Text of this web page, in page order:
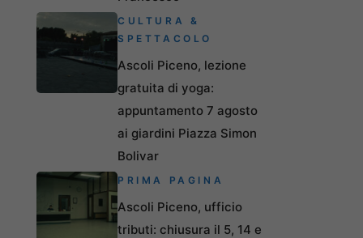
CULTURA &
SPETTACOLO
Ascoli Piceno, lezione
gratuita di yoga:
appuntamento 7 agosto
ai giardini Piazza Simon
Bolivar
PRIMA PAGINA
Ascoli Piceno, ufficio
tributi: chiusura il 5, 14 e